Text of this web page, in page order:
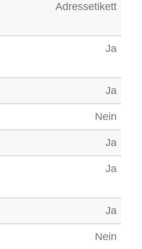
Adressetikett
Ja
Ja
Nein
Ja
Ja
Ja
Nein